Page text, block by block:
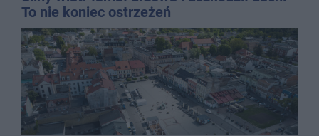
To nie koniec ostrzeżeń